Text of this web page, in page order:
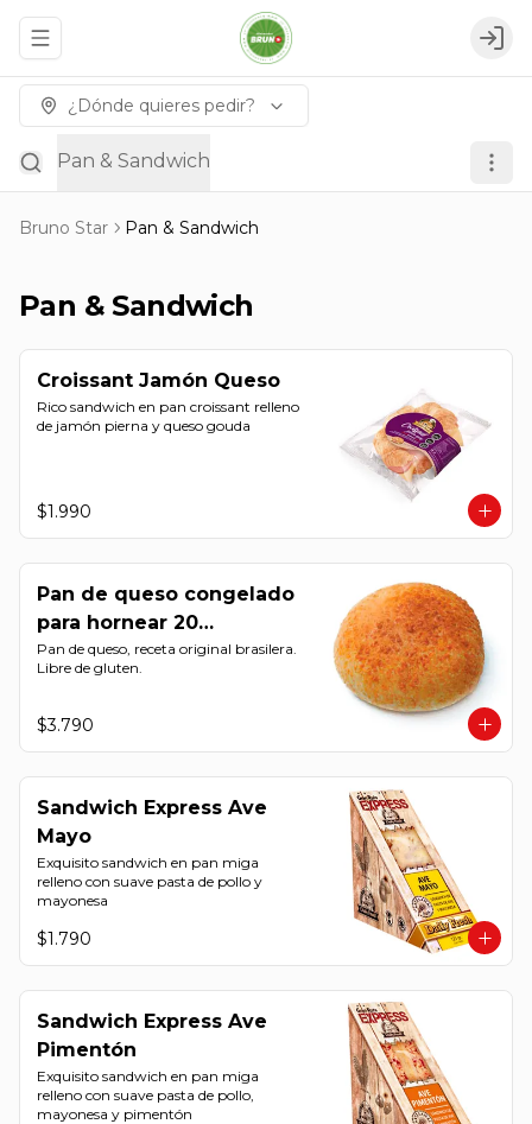
Abrir menu de navegación
¿Dónde quieres pedir?
Pan & Sandwich
Bruno Star Pan & Sandwich
Pan & Sandwich
Croissant Jamón Queso
Rico sandwich en pan croissant relleno
de jamón pierna y queso gouda
$1.990
Pan de queso congelado
para hornear 20
Unidades
Pan de queso, receta original brasilera.
Libre de gluten.
$3.790
Sandwich Express Ave
Mayo
Exquisito sandwich en pan miga
relleno con suave pasta de pollo y
mayonesa
$1.790
Sandwich Express Ave
Pimentón
Exquisito sandwich en pan miga
relleno con suave pasta de pollo,
mayonesa y pimentón